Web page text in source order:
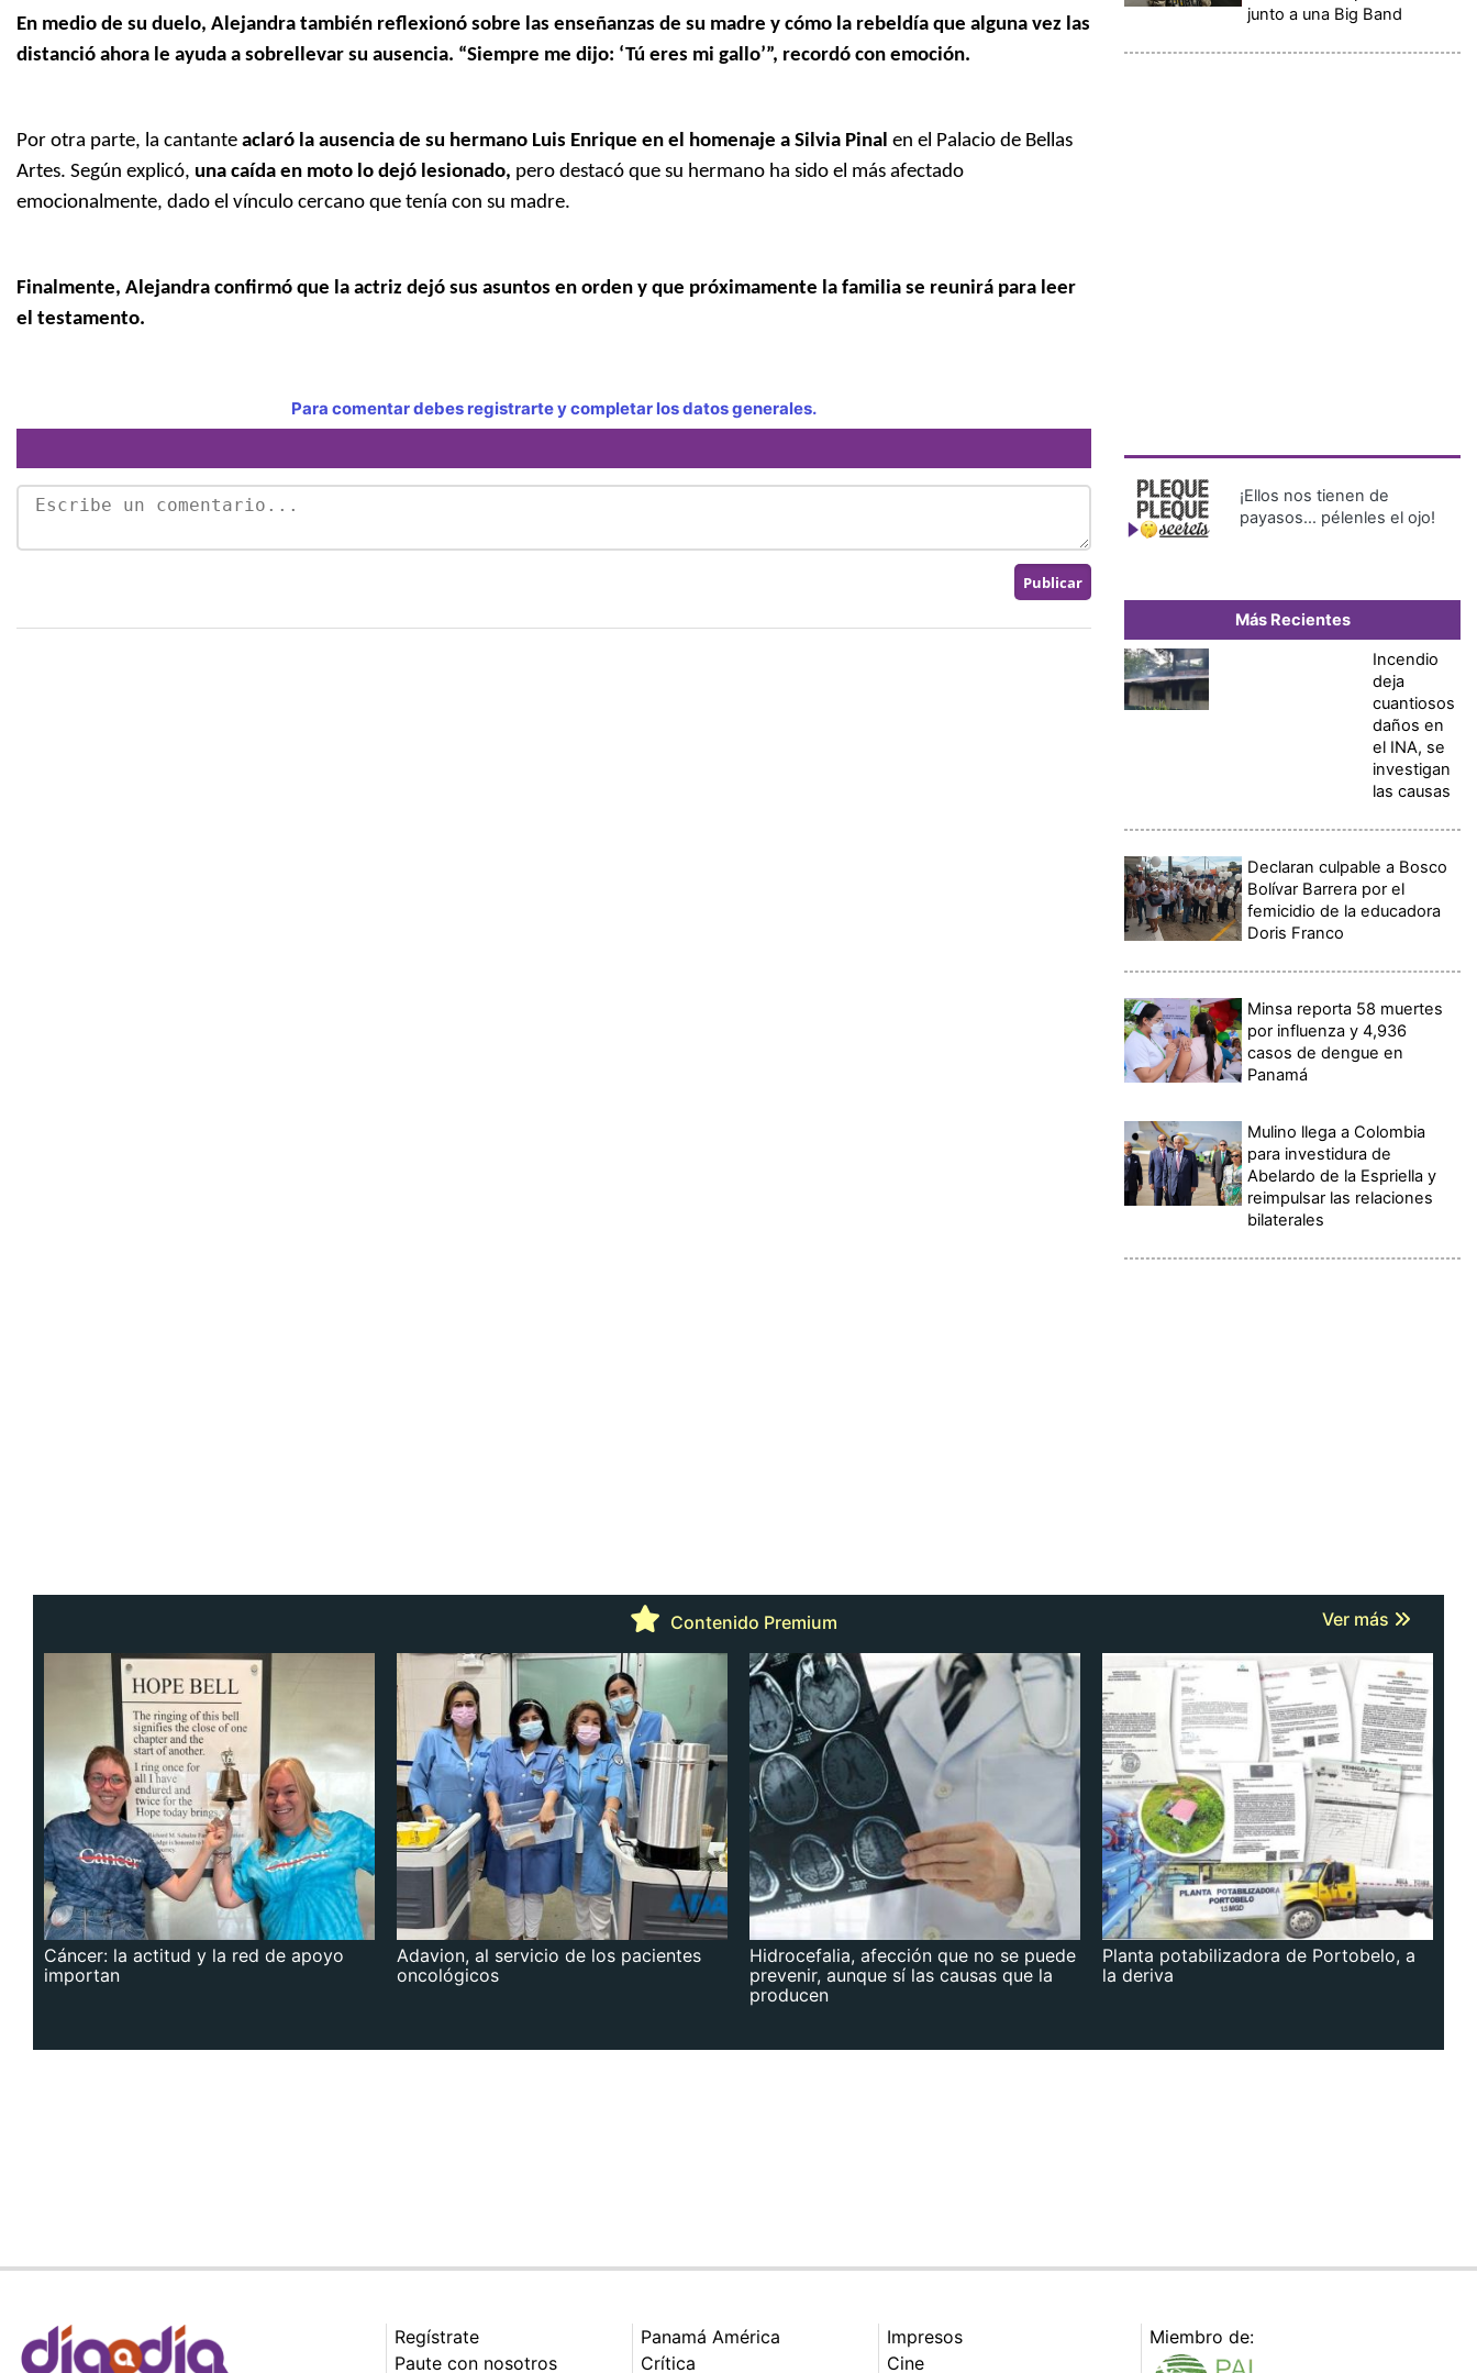
En medio de su duelo, Alejandra también reflexionó sobre las enseñanzas de su madre y cómo la rebeldía que alguna vez las
distanció ahora le ayuda a sobrellevar su ausencia. “Siempre me dijo: ‘Tú eres mi gallo’”, recordó con emoción.
Por otra parte, la cantante aclaró la ausencia de su hermano Luis Enrique en el homenaje a Silvia Pinal en el Palacio de Bellas
Artes. Según explicó, una caída en moto lo dejó lesionado, pero destacó que su hermano ha sido el más afectado
emocionalmente, dado el vínculo cercano que tenía con su madre.
Finalmente, Alejandra confirmó que la actriz dejó sus asuntos en orden y que próximamente la familia se reunirá para leer
el testamento.
Para comentar debes registrarte y completar los datos generales.
junto a una Big Band
¡Ellos nos tienen de
payasos… pélenles el ojo!
Más Recientes
Incendio
deja
cuantiosos
daños en
el INA, se
investigan
las causas
Declaran culpable a Bosco
Bolívar Barrera por el
femicidio de la educadora
Doris Franco
Minsa reporta 58 muertes
por influenza y 4,936
casos de dengue en
Panamá
Mulino llega a Colombia
para investidura de
Abelardo de la Espriella y
reimpulsar las relaciones
bilaterales
Contenido Premium Ver más
Cáncer: la actitud y la red de apoyo
importan
Adavion, al servicio de los pacientes
oncológicos
Hidrocefalia, afección que no se puede
prevenir, aunque sí las causas que la
producen
Planta potabilizadora de Portobelo, a
la deriva
Regístrate
Paute con nosotros
Panamá América
Crítica
Impresos
Cine
Miembro de: